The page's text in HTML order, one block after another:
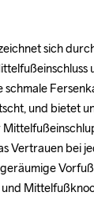
sich
schmale
und bietet
Vertrauen bei
sich
schmale
und bietet
Vertrauen bei